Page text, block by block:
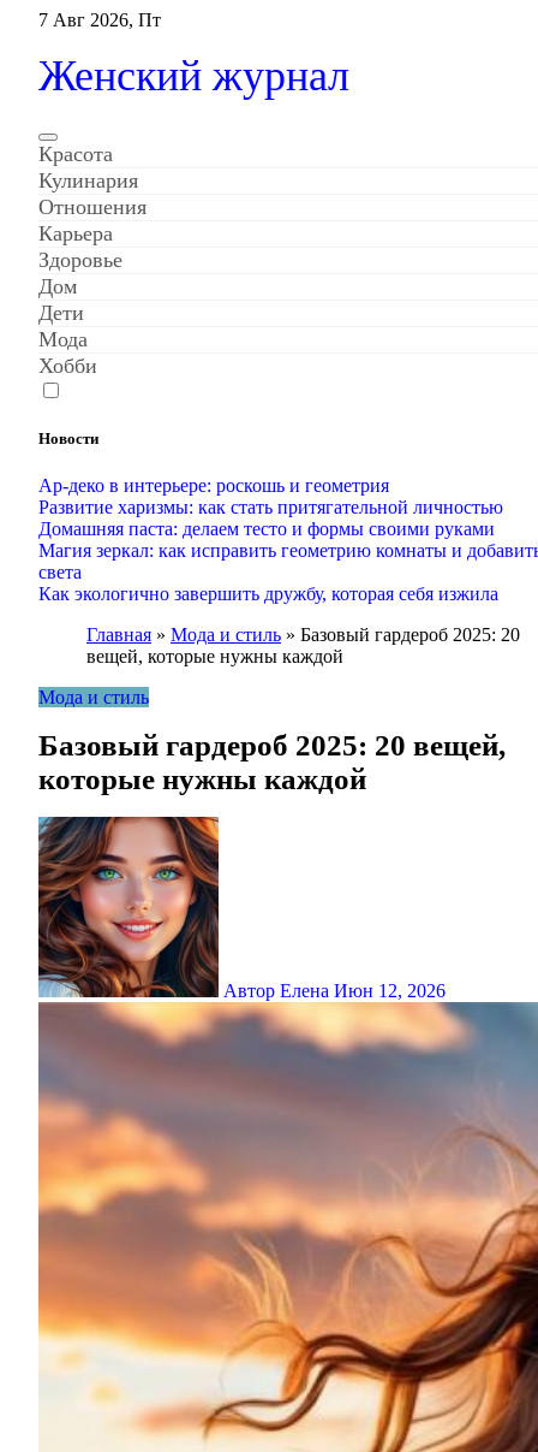
Перейти
содержанию
7 Авг 2026, Пт
Женский журнал
Красота
Кулинария
Отношения
Карьера
Здоровье
Дом
Дети
Мода
Хобби
Новости
Ар-деко в интерьере: роскошь и геометрия
Развитие харизмы: как стать притягательной личностью
Домашняя паста: делаем тесто и формы своими руками
Магия зеркал: как исправить геометрию комнаты и
света
Как экологично завершить дружбу, которая себя изжила
Главная » Мода и стиль » Базовый гардероб 2025: 20
вещей, которые нужны каждой
Мода и стиль
Базовый гардероб 2025: 20 вещей,
которые нужны каждой
Автор Елена Июн 12, 2026